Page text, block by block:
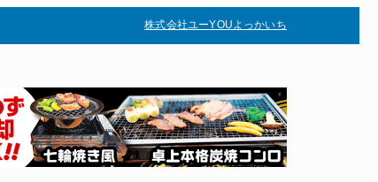
株式会社ユーYOUよっかいち